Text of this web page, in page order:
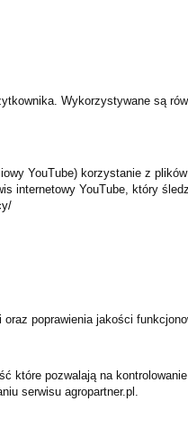
Wykorzystywane są
YouTube) korzystanie z
internetowy YouTube, który
poprawienia jakości
które pozwalają na
serwisu agropartner.pl.